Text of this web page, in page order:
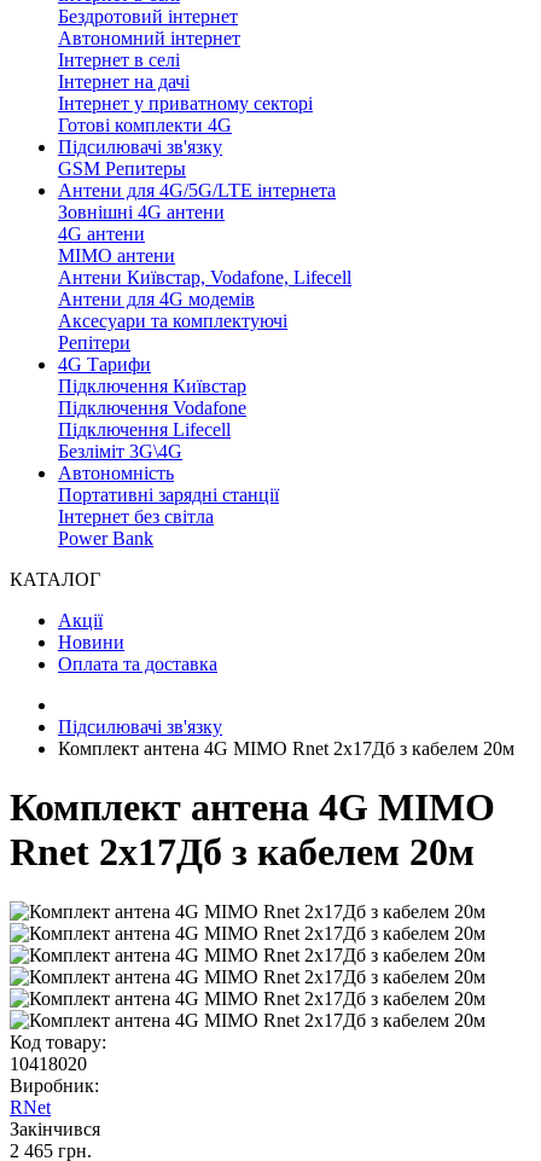
Бездротовий інтернет
Автономний інтернет
Інтернет в селі
Інтернет на дачі
Інтернет у приватному секторі
Готові комплекти 4G
Підсилювачі зв'язку
GSM Репитеры
Антени для 4G/5G/LTE інтернета
Зовнішні 4G антени
4G антени
MIMO антени
Антени Київстар, Vodafone, Lifecell
Антени для 4G модемів
Аксесуари та комплектуючі
Репітери
4G Тарифи
Підключення Київстар
Підключення Vodafone
Підключення Lifecell
Безліміт 3G\4G
Автономність
Портативні зарядні станції
Інтернет без світла
Power Bank
КАТАЛОГ
Акції
Новини
Оплата та доставка
Підсилювачі зв'язку
Комплект антена 4G MIMO Rnet 2x17Дб з кабелем 20м
Комплект антена 4G MIMO
Rnet 2x17Дб з кабелем 20м
Код товару:
10418020
Виробник:
RNet
Закінчився
2 465 грн.